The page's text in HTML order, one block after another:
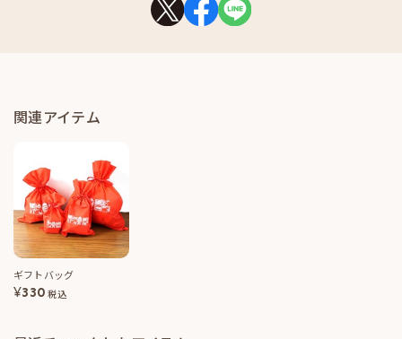
関連アイテム
ギフトバッグ
¥330 税込